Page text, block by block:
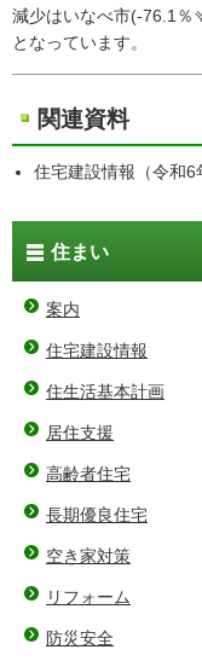
減少はいなべ市(-76.1％
となっています。
関連資料
住宅建設情報（令和6
住まい
案内
住宅建設情報
住生活基本計画
居住支援
高齢者住宅
長期優良住宅
空き家対策
リフォーム
防災安全